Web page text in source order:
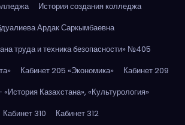
История создания колледжа
Ардак Саркымбаевна
труда и техника безопасности» №405
Кабинет 205 «Экономика»
Кабинет 209
«История Казахстана», «Культурология»
Кабинет 310
Кабинет 312